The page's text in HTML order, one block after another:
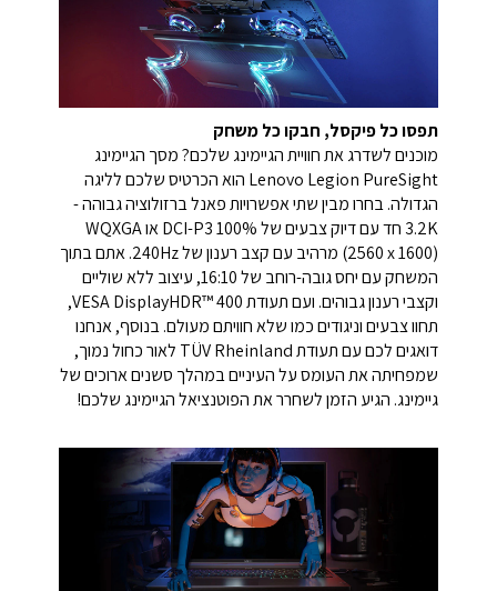
תפסו כל פיקסל, חבקו כל משחק
מוכנים לשדרג את חוויית הגיימינג שלכם? מסך הגיימינג
Lenovo Legion PureSight הוא הכרטיס שלכם לליגה
הגדולה. בחרו מבין שתי אפשרויות פאנל ברזולוציה גבוהה -
3.2K חד עם דיוק צבעים של 100% DCI-P3 או WQXGA
(2560 x 1600) מרהיב עם קצב רענון של 240Hz. אתם בתוך
המשחק עם יחס גובה-רוחב של 16:10, עיצוב ללא שוליים
וקצבי רענון גבוהים. ועם תעודת VESA DisplayHDR™ 400,
תחוו צבעים וניגודים כמו שלא חוויתם מעולם. בנוסף, אנחנו
דואגים לכם עם תעודת TÜV Rheinland לאור כחול נמוך,
שמפחיתה את העומס על העיניים במהלך סשנים ארוכים של
גיימינג. הגיע הזמן לשחרר את הפוטנציאל הגיימינג שלכם!